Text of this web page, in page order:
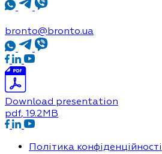
bronto@bronto.ua
Download presentation
pdf, 19.2MB
Політика конфіденційності